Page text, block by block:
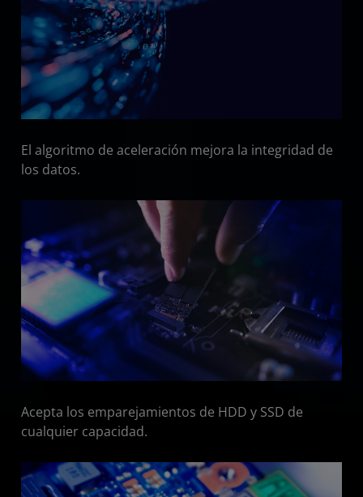
El algoritmo de aceleración mejora la integridad de
los datos.
Acepta los emparejamientos de HDD y SSD de
cualquier capacidad.